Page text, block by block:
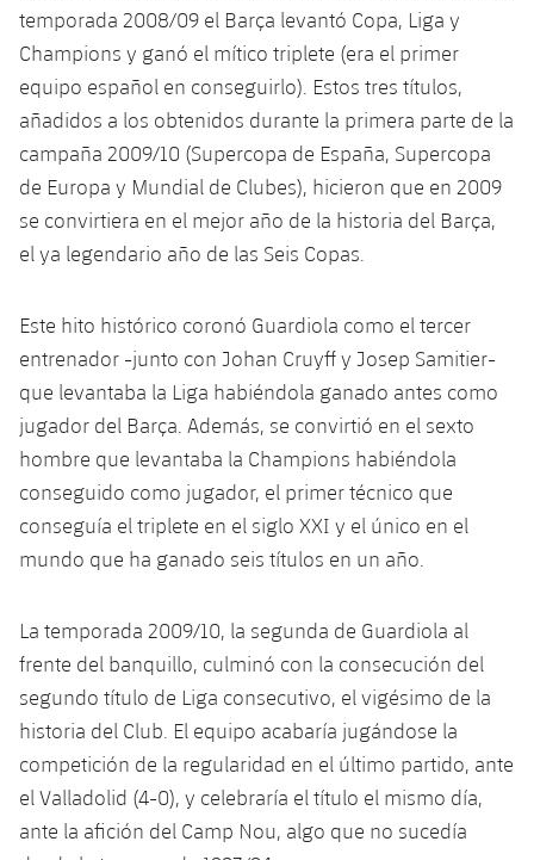
Femenino
Jugadores
Calendario
Clasificaciones
Actualidad
Jugadores
Calendario
Resultados
Clasificaciones
Hockey hierba
plusicon
más
Noticias
Hockey Hierba Masculino
Hockey Hierba Femenino
Patinaje artístico
plusicon
Actualidad
Plantilla
Escuela de Patinaje
Rugby
plusicon
más
Jugadores
Calendario
Resultados
Clasificaciones
Noticias
Voleibol masculino
Voleibol femenino
Apúntate a las amateurs
plusicon
más
Apúntate a las amateurs
Carnet de las Secciones Amateurs
PLUSICON
League of Legends
VALORANT Rising
eFootball
temporada 2008/09 el Barça levantó Copa, Liga y
Champions y ganó el mítico triplete (era el primer
equipo español en conseguirlo). Estos tres títulos,
añadidos a los obtenidos durante la primera parte de la
campaña 2009/10 (Supercopa de España, Supercopa
de Europa y Mundial de Clubes), hicieron que en 2009
se convirtiera en el mejor año de la historia del Barça,
el ya legendario año de las Seis Copas.
Este hito histórico coronó Guardiola como el tercer
entrenador -junto con Johan Cruyff y Josep Samitier-
que levantaba la Liga habiéndola ganado antes como
jugador del Barça. Además, se convirtió en el sexto
hombre que levantaba la Champions habiéndola
conseguido como jugador, el primer técnico que
conseguía el triplete en el siglo XXI y el único en el
mundo que ha ganado seis títulos en un año.
La temporada 2009/10, la segunda de Guardiola al
frente del banquillo, culminó con la consecución del
segundo título de Liga consecutivo, el vigésimo de la
historia del Club. El equipo acabaría jugándose la
competición de la regularidad en el último partido, ante
el Valladolid (4-0), y celebraría el título el mismo día,
ante la afición del Camp Nou, algo que no sucedía